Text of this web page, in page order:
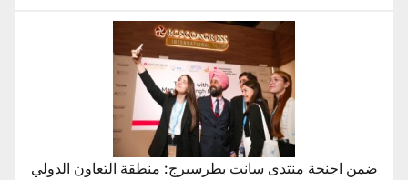
ضمن اجنحة منتدى سانت بطرسبرج: منطقة التعاون الدولي